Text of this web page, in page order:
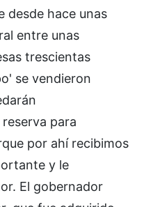
desde hace unas
entre unas
trescientas
se vendieron
para
por ahí recibimos
y le
El gobernador